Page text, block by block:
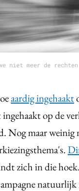
we niet meer de
aardig ingehaakt
op de
Nog maar
zich in die